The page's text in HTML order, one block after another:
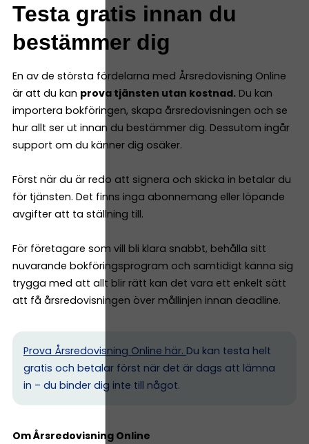
Testa gratis innan du
bestämmer dig
En av de största fördelarna med Årsredovisning Online
är att du kan prova tjänsten utan kostnad. Du kan
importera bokföringen, skapa årsredovisningen och se
hur allt ser ut innan du bestämmer dig. Dessutom ingår
support om du känner dig osäker.
Först när du är redo att signera och skicka in betalar du
för tjänsten. Det finns inga abonnemang eller löpande
avgifter att ta ställning till.
För företagare som vill bli klara snabbt, behålla sitt
nuvarande bokföringsprogram och samtidigt känna sig
trygga med att allt blir rätt kan det vara ett enkelt sätt
att få årsredovisningen över mållinjen innan deadline.
Prova Årsredovisning Online här. Du kan testa helt
gratis och betalar först när det är dags att lämna
in – du binder dig inte till något.
Om Årsredovisning Online